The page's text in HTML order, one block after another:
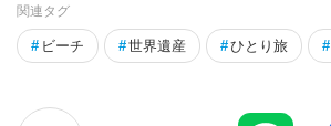
関連タグ
# ビーチ #世界遺産 #ひとり旅 #